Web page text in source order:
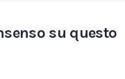
su questo